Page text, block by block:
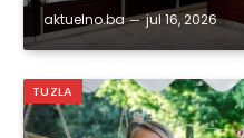
aktuelno.ba jul 16, 2026
TUZLA